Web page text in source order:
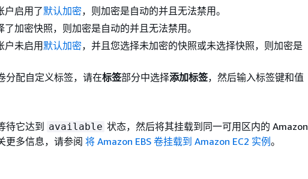
户启用了默认加密，则加密是自动的并且无法禁用。
了加密快照，则加密是自动的并且无法禁用。
户未启用 默认加密，并且您选择未加密的快照或未选择快照，则加密是
分配自定义标签，请在标签部分中选择添加标签，然后输入标签键和值
待它达到
available 状态，然后将其挂载到同一可用区内的 Amazon
更多信息，请参阅 将 Amazon EBS 卷挂载到 Amazon EC2 实例 。